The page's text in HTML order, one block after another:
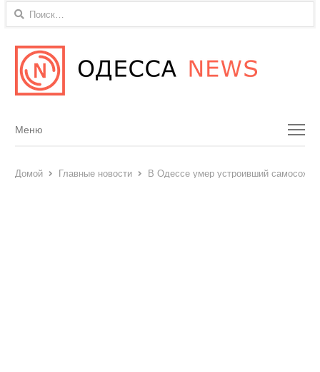
Найти:
Menu
Меню
Домой Главные новости В Одессе умер устроивший